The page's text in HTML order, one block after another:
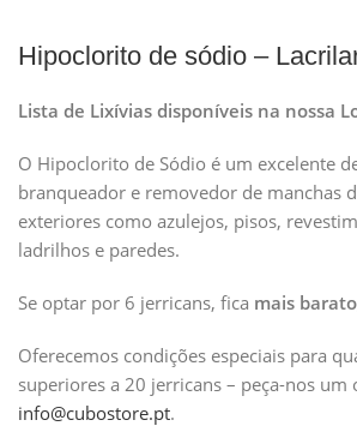
Hipoclorito de sódio –
Lista de Lixívias disponíveis na nossa
O Hipoclorito de Sódio é um excelente
branqueador e removedor de manchas
exteriores como azulejos, pisos,
ladrilhos e paredes.
Se optar por 6 jerricans, fica mais barato
Oferecemos condições especiais para
superiores a 20 jerricans – peça-nos um
info@cubostore.pt.